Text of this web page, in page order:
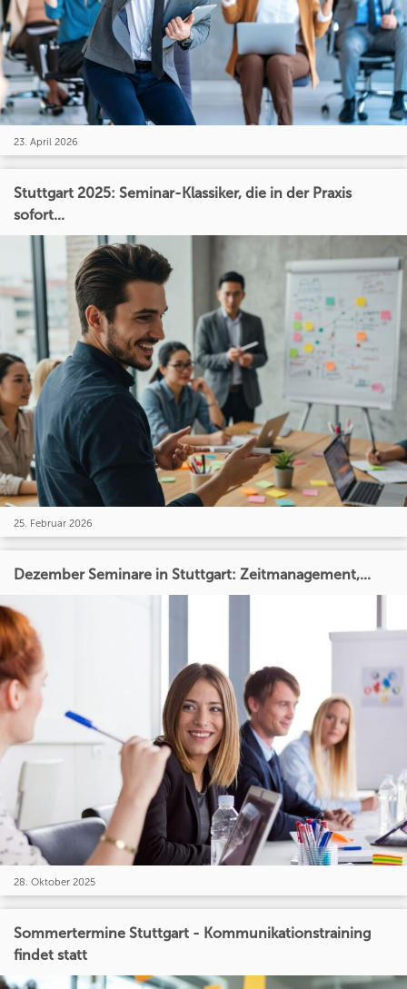
23. April 2026
Stuttgart 2025: Seminar-Klassiker, die in der Praxis
sofort...
25. Februar 2026
Dezember Seminare in Stuttgart: Zeitmanagement,...
28. Oktober 2025
Sommertermine Stuttgart - Kommunikationstraining
findet statt